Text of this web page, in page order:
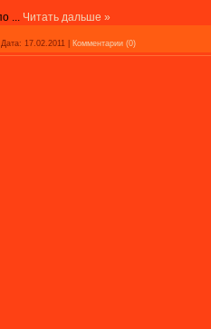
... Читать дальше »
Дата: 17.02.2011 Комментарии (0)